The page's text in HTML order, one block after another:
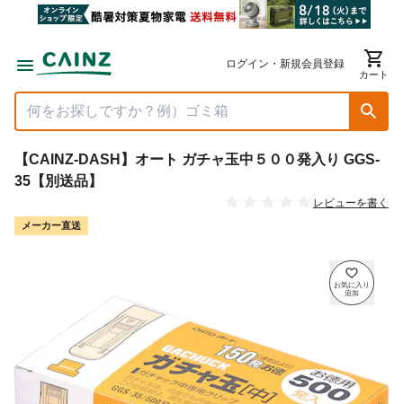
ログイン・新規会員登録
カート
【CAINZ-DASH】オート ガチャ玉中５００発入り GGS-
35【別送品】
レビューを書く
メーカー直送